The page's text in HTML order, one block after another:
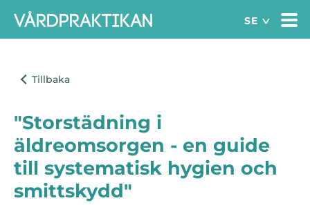
"Storstädning i
äldreomsorgen - en guide
till systematisk hygien och
smittskydd"